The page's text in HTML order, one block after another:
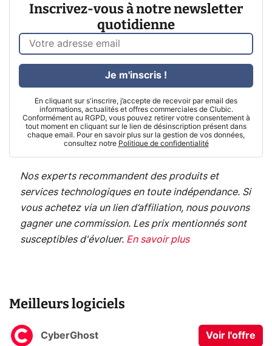
Inscrivez-vous à notre newsletter
quotidienne
En cliquant sur s'inscrire, j’accepte de recevoir par email des
informations, actualités et offres commerciales de Clubic.
Conformément au RGPD, vous pouvez retirer votre consentement à
tout moment en cliquant sur le lien de désinscription présent dans
chaque email. Pour en savoir plus sur la gestion de vos données,
consultez notre Politique de confidentialité
Je m'inscris !
Nos experts recommandent des produits et
services technologiques en toute indépendance. Si
vous achetez via un lien d’affiliation, nous pouvons
gagner une commission. Les prix mentionnés sont
susceptibles d'évoluer. En savoir plus
Meilleurs logiciels
CyberGhost Voir l'offre